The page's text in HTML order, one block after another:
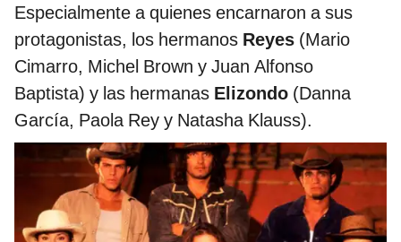
Especialmente a quienes encarnaron a sus
protagonistas, los hermanos Reyes (Mario
Cimarro, Michel Brown y Juan Alfonso
Baptista) y las hermanas Elizondo (Danna
García, Paola Rey y Natasha Klauss).